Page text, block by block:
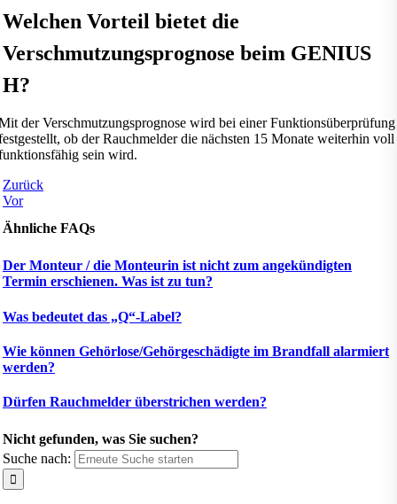
Welchen Vorteil bietet die
Verschmutzungsprognose beim GENIUS
H?
der Verschmutzungsprognose wird bei einer Funktionsüberprüfung
ob der Rauchmelder die nächsten 15 Monate weiterhin voll
sein wird.
Zurück
Vor
Ähnliche FAQs
Der Monteur / die Monteurin ist nicht zum angekündigten
Termin erschienen. Was ist zu tun?
Was bedeutet das „Q“-Label?
Wie können Gehörlose/Gehörgeschädigte im Brandfall alarmiert
werden?
Dürfen Rauchmelder überstrichen werden?
Nicht gefunden, was Sie suchen?
Suche nach: